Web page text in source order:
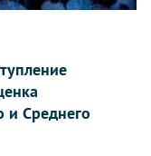
и Среднего